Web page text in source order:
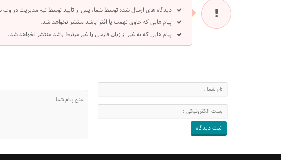
دیدگاه های ارسال شده توسط شما، پس از تایید توسط تیم مدیریت در
پیام هایی که حاوی تهمت یا افترا باشد منتشر نخواهد شد.
پیام هایی که به غیر از زبان فارسی یا غیر مرتبط باشد منتشر نخواهد شد.